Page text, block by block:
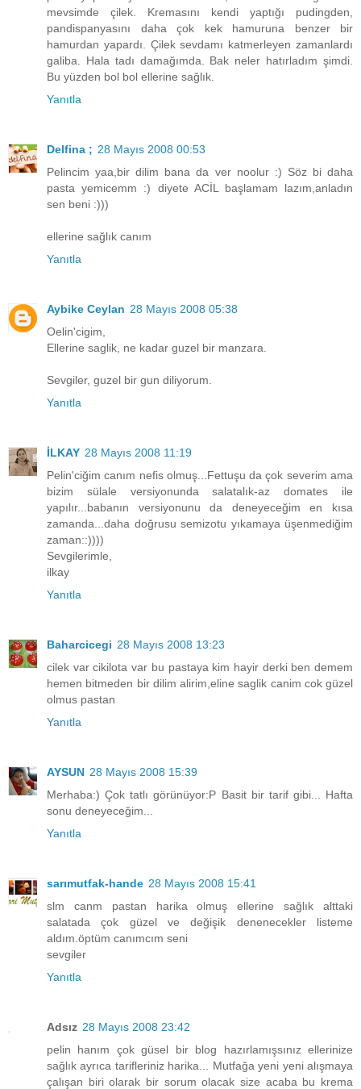
mevsimde çilek. Kremasını kendi yaptığı pudingden,
pandispanyasını daha çok kek hamuruna benzer bir
hamurdan yapardı. Çilek sevdamı katmerleyen zamanlardı
galiba. Hala tadı damağımda. Bak neler hatırladım şimdi.
Bu yüzden bol bol ellerine sağlık.
Yanıtla
Delfina ; 28 Mayıs 2008 00:53
Pelincim yaa,bir dilim bana da ver noolur :) Söz bi daha
pasta yemicemm :) diyete ACİL başlamam lazım,anladın
sen beni :)))
ellerine sağlık canım
Yanıtla
Aybike Ceylan 28 Mayıs 2008 05:38
Oelin'cigim,
Ellerine saglik, ne kadar guzel bir manzara.
Sevgiler, guzel bir gun diliyorum.
Yanıtla
İLKAY 28 Mayıs 2008 11:19
Pelin'ciğim canım nefis olmuş...Fettuşu da çok severim ama
bizim sülale versiyonunda salatalık-az domates ile
yapılır...babanın versiyonunu da deneyeceğim en kısa
zamanda...daha doğrusu semizotu yıkamaya üşenmediğim
zaman::))))
Sevgilerimle,
ilkay
Yanıtla
Baharcicegi 28 Mayıs 2008 13:23
cilek var cikilota var bu pastaya kim hayir derki ben demem
hemen bitmeden bir dilim alirim,eline saglik canim cok güzel
olmus pastan
Yanıtla
AYSUN 28 Mayıs 2008 15:39
Merhaba:) Çok tatlı görünüyor:P Basit bir tarif gibi... Hafta
sonu deneyeceğim...
Yanıtla
sarımutfak-hande 28 Mayıs 2008 15:41
slm canm pastan harika olmuş ellerine sağlık alttaki
salatada çok güzel ve değişik denenecekler listeme
aldım.öptüm canımcım seni
sevgiler
Yanıtla
Adsız 28 Mayıs 2008 23:42
pelin hanım çok güsel bir blog hazırlamışsınız ellerinize
sağlık ayrıca tarifleriniz harika... Mutfağa yeni yeni alışmaya
çalışan biri olarak bir sorum olacak size acaba bu krema